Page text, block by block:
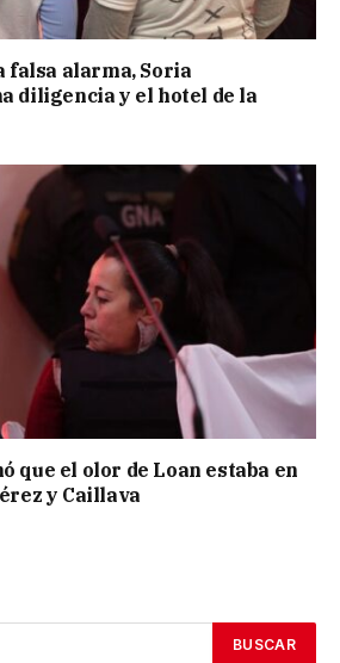
falsa alarma, Soria
diligencia y el hotel de la
que el olor de Loan estaba en
y Caillava